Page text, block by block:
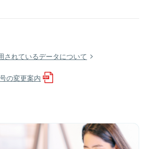
されているデータについて
の変更案内